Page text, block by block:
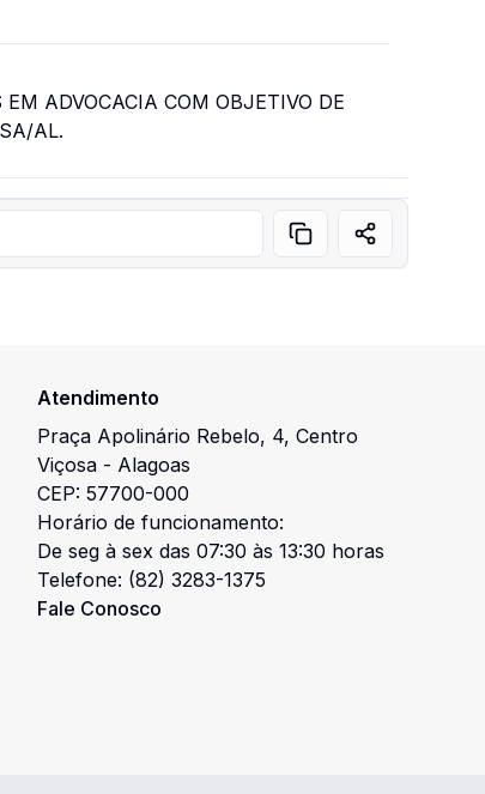
ADVOCACIA COM OBJETIVO DE
AL.
Atendimento
Praça Apolinário Rebelo, 4,Centro
Viçosa - Alagoas
CEP:57700-000
Horário de funcionamento:
De seg à sex das 07:30 às 13:30 horas
Telefone: (82) 3283-1375
Fale Conosco